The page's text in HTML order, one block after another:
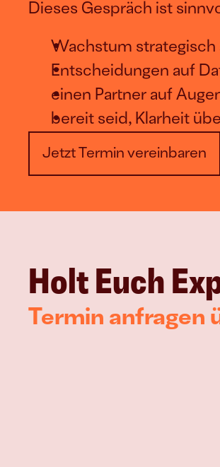
Dieses Gespräch ist
Wachstum strategisch
Entscheidungen auf
einen Partner auf
bereit seid, Klarheit
Jetzt Termin vereinbaren
Holt Euch
Termin anfragen